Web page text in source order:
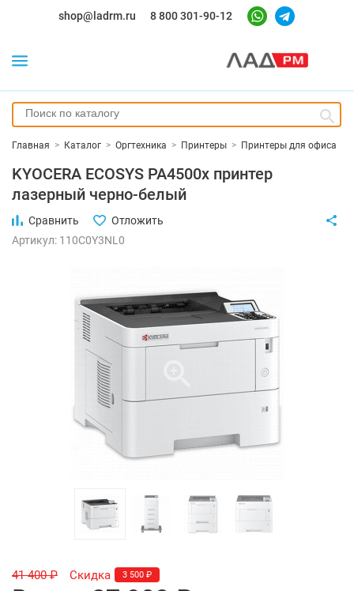
shop@ladrm.ru 8 800 301-90-12
Главная > Каталог > Оргтехника > Принтеры > Принтеры для офиса
KYOCERA ECOSYS PA4500x принтер
лазерный черно-белый
Сравнить
Отложить
Артикул: 110C0Y3NL0
41 400 ₽ Скидка 3 500 ₽